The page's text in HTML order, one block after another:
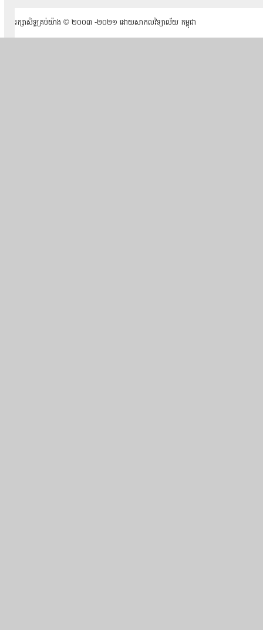
រក្សាសិទ្ធគ្រប់យ៉ាង ​© ២០០៣ -២០២១ ដោយសាកលវិទ្យាល័យ កម្ពុជា